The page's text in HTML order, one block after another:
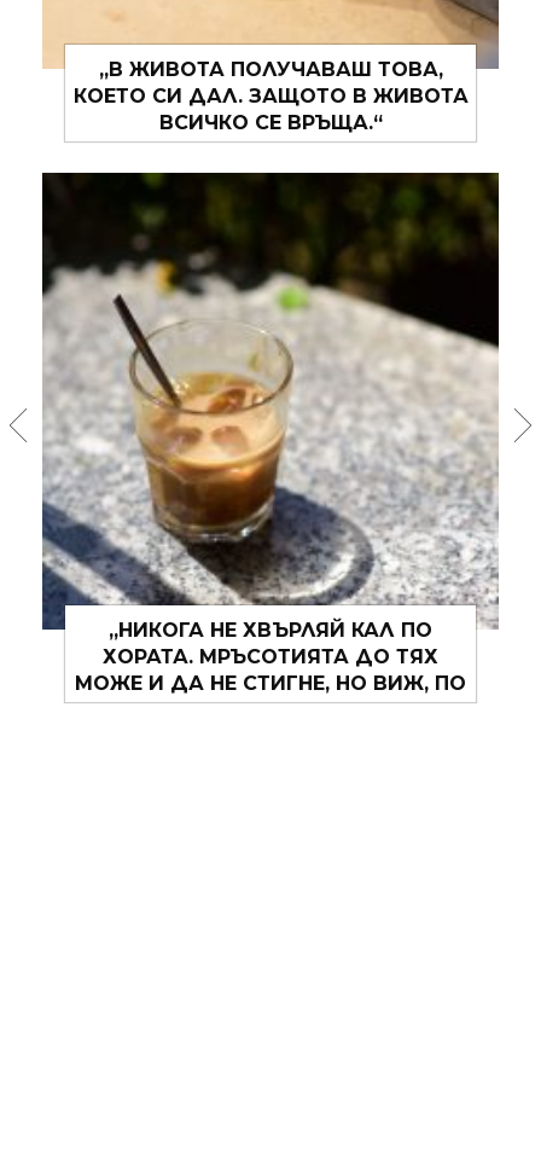
„В ЖИВОТА ПОЛУЧАВАШ ТОВА,
КОЕТО СИ ДАЛ. ЗАЩОТО В ЖИВОТА
ВСИЧКО СЕ ВРЪЩА.“
„НИКОГА НЕ ХВЪРЛЯЙ КАЛ ПО
ХОРАТА. МРЪСОТИЯТА ДО ТЯХ
МОЖЕ И ДА НЕ СТИГНЕ, НО ВИЖ, ПО
ТВОЯТА РЪКА ЩЕ ОСТАНЕ.“